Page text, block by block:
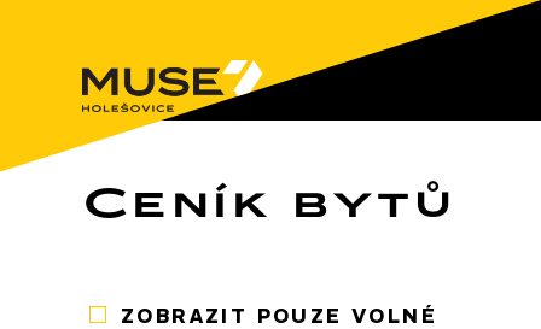
Ceník bytů
ZOBRAZIT POUZE VOLNÉ